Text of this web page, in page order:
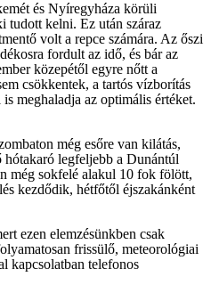
és Nyíregyháza körüli
tudott kelni. Ez után száraz
volt a repce számára. Az őszi
fordult az idő, és bár az
közepétől egyre nőtt a
csökkentek, a tartós vízborítás
meghaladja az optimális értéket.
még esőre van kilátás,
hótakaró legfeljebb a Dunántúl
még sokfelé alakul 10 fok fölött,
kezdődik, hétfőtől éjszakánként
ezen elemzésünkben csak
frissülő, meteorológiai
kapcsolatban telefonos